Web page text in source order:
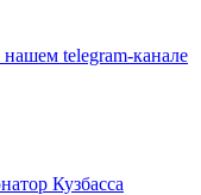
нашем telegram-канале